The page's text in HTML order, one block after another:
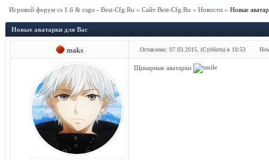
Игровой форум cs 1.6 & csgo - Best-Cfg.Ru » Сайт Best-Cfg.Ru » Новости » Новые
Новые аватарки для Вас
maks Оставлено: 07.03.2015, (Суббота) в 18:53
Щикарные аватарки